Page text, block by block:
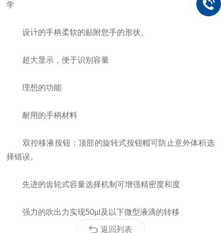
学
设计的手柄柔软的贴附您手的形状。
超大显示，便于识别容量
理想的功能
耐用的手柄材料
双控移液按钮；顶部的旋转式按钮帽可防止意外体积选
择错误。
先进的齿轮式容量选择机制可增强精密度和度
强力的吹出力实现50μl及以下微型液滴的转移
返回列表